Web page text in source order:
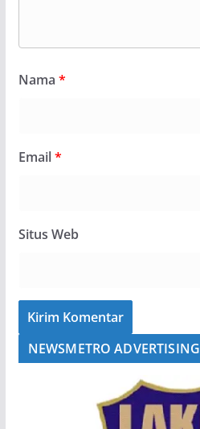
Nama *
Email*
Situs Web
NEWSMETRO ADVERTISING